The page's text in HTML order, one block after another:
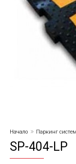
Начало Паркинг
SP-404-LP